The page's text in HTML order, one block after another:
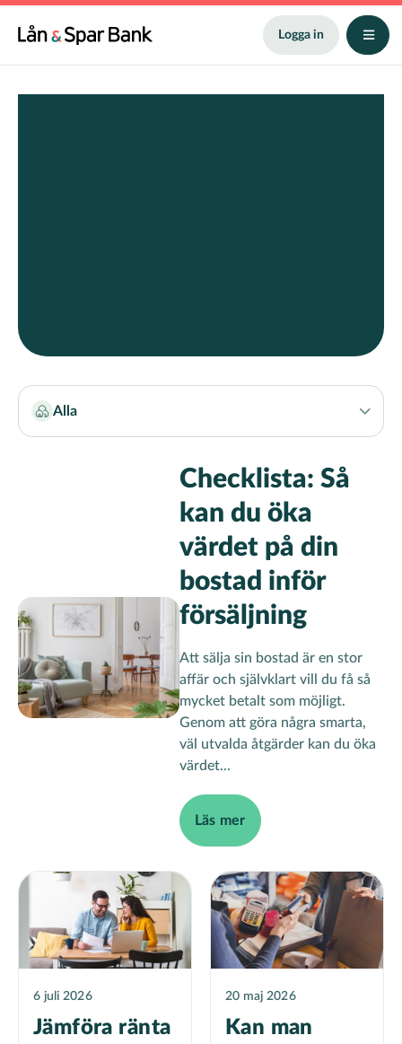
Hoppa
Logga in
Term
Name
Filter
Alla
Klicka
Checklista: Så
kan du öka
värdet på din
bostad inför
försäljning
Att sälja sin bostad är en stor
affär och självklart vill du få så
mycket betalt som möjligt.
Genom att göra några smarta,
väl utvalda åtgärder kan du öka
värdet...
Läs mer
6 juli 2026
Jämföra ränta
20 maj 2026
Kan man